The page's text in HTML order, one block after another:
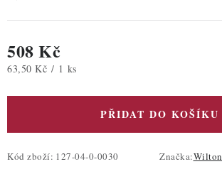
508 Kč
Měrná cena:
63,50 Kč / 1 ks
PŘIDAT DO KOŠÍKU
Kód zboží: 127-04-0-0030 Značka:Wilton